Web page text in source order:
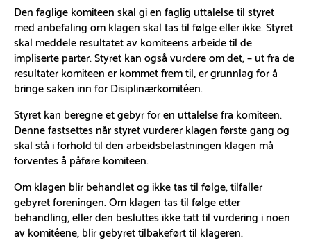
Den faglige komiteen skal gi en faglig uttalelse til styret
med anbefaling om klagen skal tas til følge eller ikke. Styret
skal meddele resultatet av komiteens arbeide til de
impliserte parter. Styret kan også vurdere om det, – ut fra de
resultater komiteen er kommet frem til, er grunnlag for å
bringe saken inn for Disiplinærkomitéen.
Styret kan beregne et gebyr for en uttalelse fra komiteen.
Denne fastsettes når styret vurderer klagen første gang og
skal stå i forhold til den arbeidsbelastningen klagen må
forventes å påføre komiteen.
Om klagen blir behandlet og ikke tas til følge, tilfaller
gebyret foreningen. Om klagen tas til følge etter
behandling, eller den besluttes ikke tatt til vurdering i noen
av komitéene, blir gebyret tilbakeført til klageren.